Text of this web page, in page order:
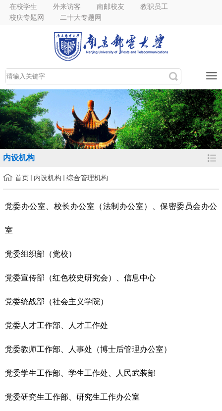
在校学生 外来访客 南邮校友
教职员工
校庆专题网
二十大专题网
内设机构
首页 内设机构 综合管理机构
党委办公室、校长办公室（法制办公室） 、保密委员会办公
室
党委组织部（党校）
党委宣传部（红色校史研究会）、信息中心
党委统战部 （社会主义学院）
党委人才工作部、人才工作处
党委教师工作部、人事处（博士后管理办公室）
党委学生工作部、学生工作处 人民武装部
党委研究生工作部、研究生工作办公室